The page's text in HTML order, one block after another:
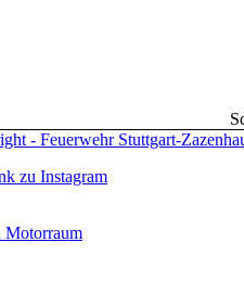
- Feuerwehr Stuttgart-
zu Instagram
Motorraum